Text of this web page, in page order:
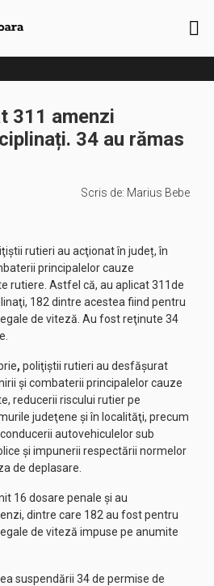
311 amenzi
34 au rămas
Scris de: Marius Bebe
rutieri au acţionat în județ, în
principalelor cauze
rutiere. Astfel că, au aplicat 311de
182 dintre acestea fiind pentru
de viteză. Au fost reţinute 34
, poliţiştii rutieri au desfăşurat
şi combaterii principalelor cauze
reducerii riscului rutier pe
judeţene şi în localităţi, precum
autovehiculelor sub
şi impunerii respectării normelor
de deplasare.
16 dosare penale şi au
dintre care 182 au fost pentru
de viteză impuse pe anumite
suspendării 34 de permise de